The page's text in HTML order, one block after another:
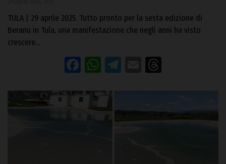
TULA | 29 aprile 2025. Tutto pronto per la sesta edizione di
Beranu in Tula, una manifestazione che negli anni ha visto
crescere…
Facebook
WhatsApp
Telegram
Email